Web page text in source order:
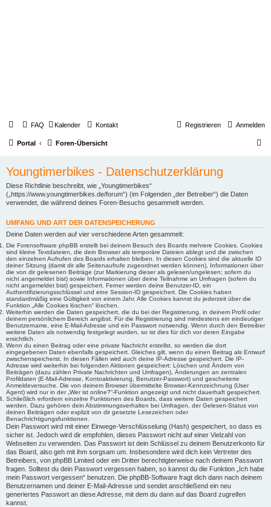
FAQ Kalender Kontakt Anmelden
Registrieren
Portal Foren-Übersicht
Youngtimerbikes - Datenschutzerklärung
Diese Richtlinie beschreibt, wie „Youngtimerbikes“
(„https://www.youngtimerbikes.de/forum“) (im Folgenden „der Betreiber“) die Daten
verwendet, die während deines Foren-Besuchs gesammelt werden.
UMFANG UND ART DER DATENSPEICHERUNG
Deine Daten werden auf vier verschiedene Arten gesammelt:
Die Forensoftware phpBB erstellt bei deinem Besuch des Boards mehrere Cookies. Cookies
sind kleine Textdateien, die dein Browser als temporäre Dateien ablegt und die zwischen
den einzelnen Aufrufen des Boards erhalten bleiben. In diesen Cookies sind die aktuelle ID
deiner Sitzung (damit dir alle Seitenaufrufe zugeordnet werden können), Informationen über
die von dir gelesenen Beiträge (zur Markierung dieser als gelesen/ungelesen; sofern du
nicht angemeldet bist) sowie Informationen über deine Teilnahme an Umfragen (sofern du
nicht angemeldet bist) gespeichert. Ferner werden deine Benutzer-ID, ein
Authentifizierungsschlüssel und eine Session-ID gespeichert. Die Cookies haben
standardmäßig eine Gültigkeit von einem Jahr. Alle Cookies kannst du jederzeit über die
Funktion „Alle Cookies löschen“ löschen.
Weiterhin werden die Daten gespeichert, die du bei der Registrierung, in deinem Profil oder
deinem persönlichem Bereich angibst. Für die Registrierung sind mindestens ein eindeutiger
Benutzername, eine E-Mail-Adresse und ein Passwort notwendig. Wenn durch den Betreiber
weitere Daten als notwendig festgelegt wurden, so ist dies für dich vor deren Eingabe
ersichtlich.
Wenn du einen Beitrag oder eine private Nachricht erstellst, so werden die dort
eingegebenen Daten ebenfalls gespeichert. Gleiches gilt, wenn du einen Beitrag als Entwurf
zwischenspeicherst. In diesen Fällen wird auch deine IP-Adresse gespeichert. Die IP-
Adresse wird weiterhin bei folgenden Aktionen gespeichert: Löschen und Ändern von
Beiträgen (dazu zählen Private Nachrichten und Umfragen), Änderungen an zentralen
Profildaten (E-Mail-Adresse, Kontoaktivierung, Benutzer-Passwort) und gescheiterte
Anmeldeversuche. Die von deinem Browser übermittelte Browser-Kennzeichnung (User
Agent) wird nur in der „Wer ist online?“-Funktion angezeigt und nicht dauerhaft gespeichert.
Schließlich erfordern einzelne Funktionen des Boards, dass weitere Daten gespeichert
werden. Dazu gehören dein Abstimmungsverhalten bei Umfragen, der Gelesen-Status von
deinen Beiträgen oder explizit von dir gesetzte Lesezeichen oder
Benachrichtigungsfunktionen.
Dein Passwort wird mit einer Einwege-Verschlüsselung (Hash) gespeichert, so dass es
sicher ist. Jedoch wird dir empfohlen, dieses Passwort nicht auf einer Vielzahl von
Webseiten zu verwenden. Das Passwort ist dein Schlüssel zu deinem Benutzerkonto für
das Board, also geh mit ihm sorgsam um. Insbesondere wird dich kein Vertreter des
Betreibers, von phpBB Limited oder ein Dritter berechtigterweise nach deinem Passwort
fragen. Solltest du dein Passwort vergessen haben, so kannst du die Funktion „Ich habe
mein Passwort vergessen“ benutzen. Die phpBB-Software fragt dich dann nach deinem
Benutzernamen und deiner E-Mail-Adresse und sendet anschließend ein neu
generiertes Passwort an diese Adresse, mit dem du dann auf das Board zugreifen
kannst.